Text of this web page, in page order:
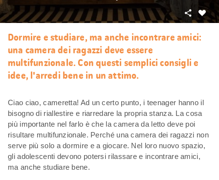
Mi
Condividi
Dormire e studiare, ma anche incontrare amici:
una camera dei ragazzi deve essere
multifunzionale. Con questi semplici consigli e
idee, l'arredi bene in un attimo.
Ciao ciao, cameretta! Ad un certo punto, i teenager hanno il
bisogno di riallestire e riarredare la propria stanza. La cosa
più importante nel farlo è che la camera da letto deve poi
risultare multifunzionale. Perché una camera dei ragazzi non
serve più solo a dormire e a giocare. Nel loro nuovo spazio,
gli adolescenti devono potersi rilassare e incontrare amici,
ma anche studiare bene.